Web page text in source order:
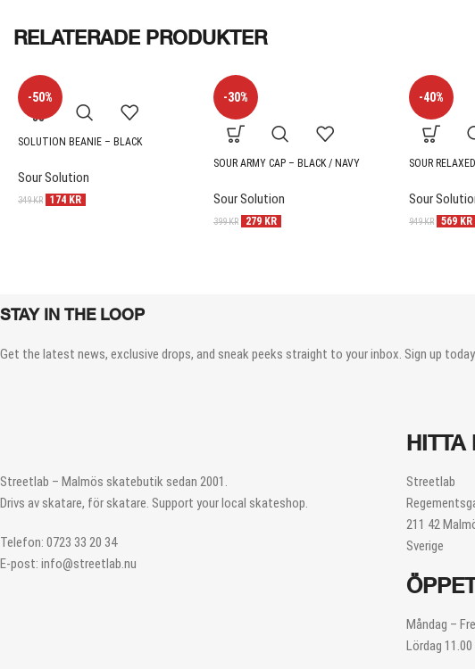
RELATERADE PRODUKTER
-50%
SOLUTION BEANIE – BLACK
Sour Solution
349KR 174 KR
-30%
SOUR ARMY CAP – BLACK / NAVY
Sour Solution
399KR 279 KR
-40%
SOUR
Sour
949KR 569 KR
STAY IN THE LOOP
Get the latest news, exclusive drops, and sneak peeks straight to your inbox. Sign up
Streetlab – Malmös skatebutik sedan 2001.
Drivs av skatare, för skatare. Support your local skateshop.
Telefon: 0723 33 20 34
E-post: info@streetlab.nu
HITTA
Streetlab
211 42
Sverige
Måndag –
Lördag 11.00